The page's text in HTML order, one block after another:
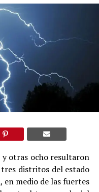
otras ocho resultaron
distritos del estado
en medio de las fuertes